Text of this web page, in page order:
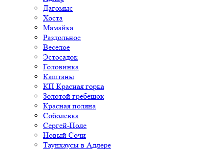
Дагомыс
Хоста
Мамайка
Раздольное
Веселое
Эстосадок
Головинка
Каштаны
КП Красная горка
Золотой гребешок
Красная поляна
Соболевка
Сергей-Поле
Новый Сочи
Таунхаусы в Адлере